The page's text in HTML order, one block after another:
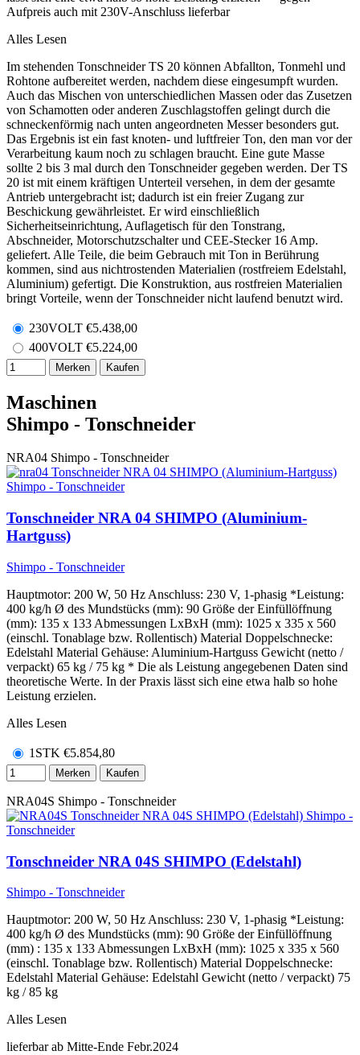
Aufpreis auch mit 230V-Anschluss lieferbar
Alles Lesen
Im stehenden Tonschneider TS 20 können Abfallton, Tonmehl und
Rohtone aufbereitet werden, nachdem diese eingesumpft wurden.
Auch das Mischen von unterschiedlichen Massen oder das Zusetzen
von Schamotten oder anderen Zuschlagstoffen gelingt durch die
schneckenförmig nach unten angeordneten Messer besonders gut.
Das Ergebnis ist ein fast knoten- und luftfreier Ton, den man vor der
Verarbeitung kaum noch zu schlagen braucht. Eine gute Masse
sollte 2 bis 3 mal durch den Tonschneider gegeben werden. Der TS
20 ist mit einem kräftigen Unterteil versehen, in dem der gesamte
Antrieb untergebracht ist; dadurch ist ein freier Zugang zur
Beschickung gewährleistet. Er wird einschließlich
Sicherheitseinrichtung, Auflagetisch für den Tonstrang,
Abschneider, Motorschutzschalter und CEE-Stecker 16 Amp.
geliefert. Alle Teile, die beim Gebrauch mit Ton in Berührung
kommen, sind aus nichtrostenden Materialien (rostfreiem Edelstahl,
Aluminium) gefertigt. Die Konstruktion, aus rostfreien Materialien
bringt Vorteile, wenn der Tonschneider nicht laufend benutzt wird.
230VOLT €5.438,00
400VOLT €5.224,00
Merken Kaufen
Maschinen
Shimpo - Tonschneider
NRA04 Shimpo - Tonschneider
Tonschneider NRA 04 SHIMPO (Aluminium-
Hartguss)
Shimpo - Tonschneider
Hauptmotor: 200 W, 50 Hz Anschluss: 230 V, 1-phasig *Leistung:
400 kg/h Ø des Mundstücks (mm): 90 Größe der Einfüllöffnung
(mm): 135 x 133 Abmessungen LxBxH (mm): 1025 x 335 x 560
(einschl. Tonablage bzw. Rollentisch) Material Doppelschnecke:
Edelstahl Material Gehäuse: Aluminium-Hartguss Gewicht (netto /
verpackt) 65 kg / 75 kg * Die als Leistung angegebenen Daten sind
theoretische Werte. In der Praxis lässt sich eine etwa halb so hohe
Leistung erzielen.
Alles Lesen
1STK €5.854,80
Merken Kaufen
NRA04S Shimpo - Tonschneider
Tonschneider NRA 04S SHIMPO (Edelstahl)
Shimpo - Tonschneider
Hauptmotor: 200 W, 50 Hz Anschluss: 230 V, 1-phasig *Leistung:
400 kg/h Ø des Mundstücks (mm): 90 Größe der Einfüllöffnung
(mm) : 135 x 133 Abmessungen LxBxH (mm): 1025 x 335 x 560
(einschl. Tonablage bzw. Rollentisch) Material Doppelschnecke:
Edelstahl Material Gehäuse: Edelstahl Gewicht (netto / verpackt) 75
kg / 85 kg
Alles Lesen
lieferbar ab Mitte-Ende Febr.2024